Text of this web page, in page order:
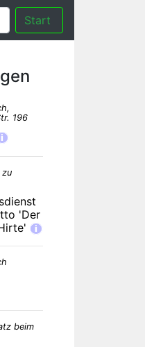
Start
196
i
zu
'Der
i
beim